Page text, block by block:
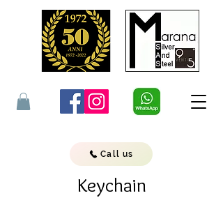
Call us
Keychain